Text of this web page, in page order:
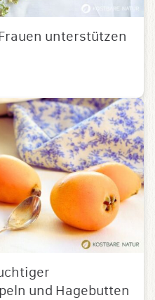
unterstützen
und Hagebutten